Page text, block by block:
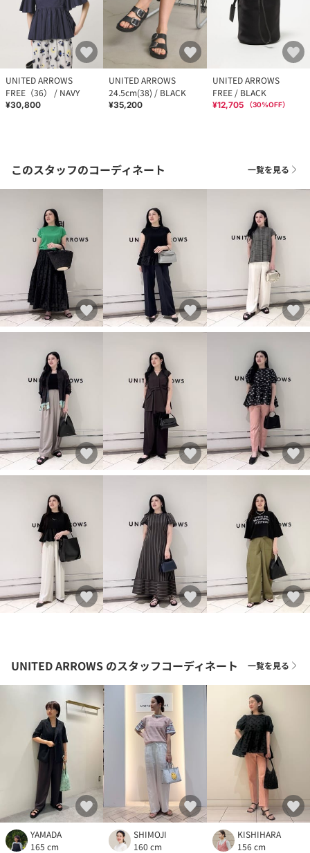
UNITED ARROWS
FREE（36） / NAVY
¥30,800
UNITED ARROWS
24.5cm(38) / BLACK
¥35,200
UNITED ARROWS
FREE / BLACK
¥12,705 （30%OFF）
このスタッフのコーディネート 一覧を見る
UNITED ARROWS のスタッフコーディネート 一覧を見る
YAMADA
165 cm
SHIMOJI
160 cm
KISHIHARA
156 cm